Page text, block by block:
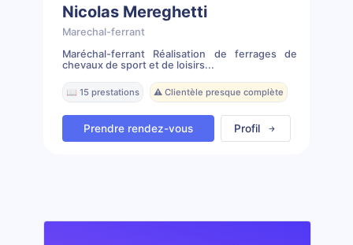
Nicolas Mereghetti
Marechal-ferrant
Maréchal-ferrant Réalisation de ferrages de
chevaux de sport et de loisirs...
📖 15 prestations ⚠️ Clientèle presque complète
Prendre rendez-vous Profil